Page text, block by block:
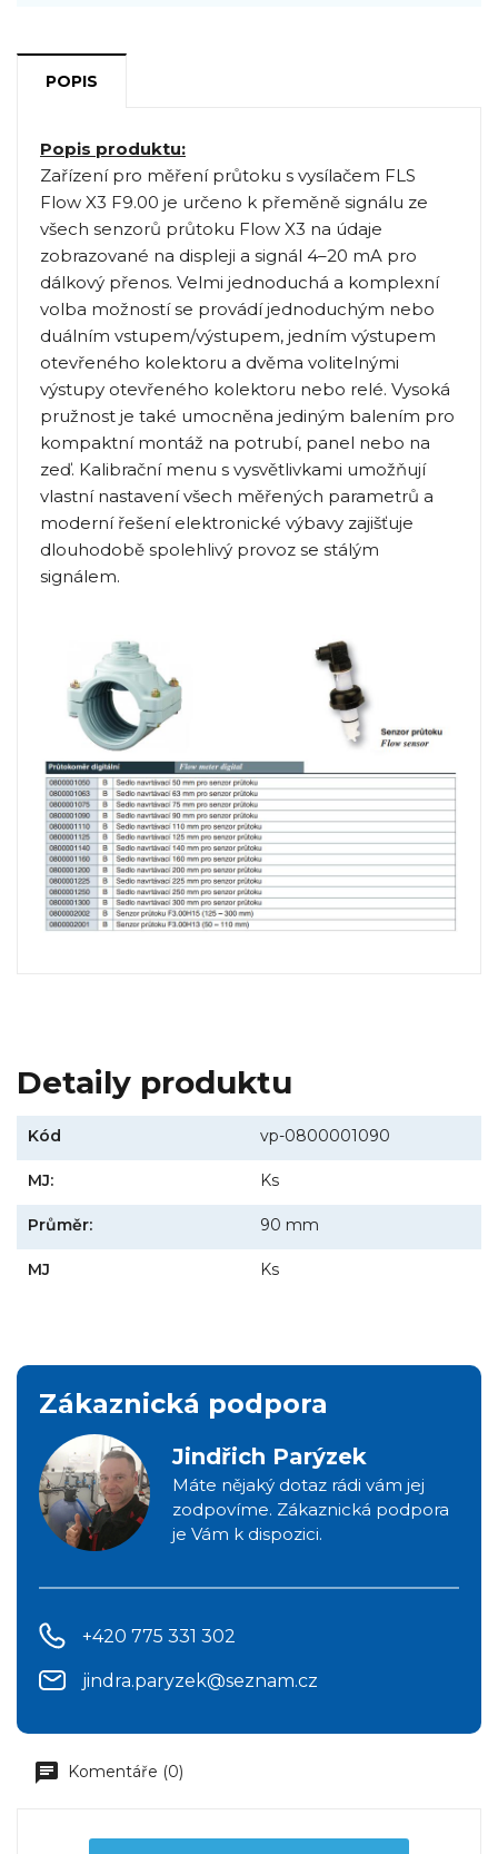
POPIS
Popis produktu:
Zařízení pro měření průtoku s vysílačem FLS
Flow X3 F9.00 je určeno k přeměně signálu ze
všech senzorů průtoku Flow X3 na údaje
zobrazované na displeji a signál 4–20 mA pro
dálkový přenos. Velmi jednoduchá a komplexní
volba možností se provádí jednoduchým nebo
duálním vstupem/výstupem, jedním výstupem
otevřeného kolektoru a dvěma volitelnými
výstupy otevřeného kolektoru nebo relé. Vysoká
pružnost je také umocněna jediným balením pro
kompaktní montáž na potrubí, panel nebo na
zeď. Kalibrační menu s vysvětlivkami umožňují
vlastní nastavení všech měřených parametrů a
moderní řešení elektronické výbavy zajišťuje
dlouhodobě spolehlivý provoz se stálým
signálem.
Detaily produktu
Kód vp-0800001090
MJ: Ks
Průměr: 90 mm
MJ Ks
Zákaznická podpora
Jindřich Parýzek
Máte nějaký dotaz rádi vám jej
zodpovíme. Zákaznická podpora
je Vám k dispozici.
+420 775 331 302
jindra.paryzek@seznam.cz
Komentáře (0)